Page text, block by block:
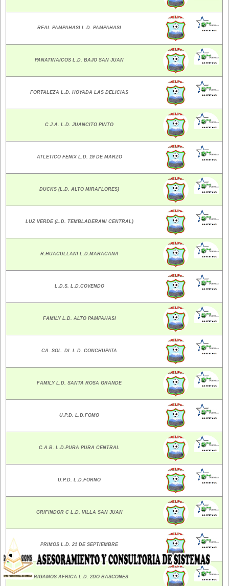
REAL PAMPAHASI L.D. PAMPAHASI
PANATINAICOS L.D. BAJO SAN JUAN
FORTALEZA L.D. HOYADA LAS DELICIAS
C.J.A. L.D. JUANCITO PINTO
ATLETICO FENIX L.D. 19 DE MARZO
DUCKS (L.D. ALTO MIRAFLORES)
LUZ VERDE (L.D. TEMBLADERANI CENTRAL)
R.HUACULLANI L.D.MARACANA
L.D.S. L.D.COVENDO
FAMILY L.D. ALTO PAMPAHASI
CA. SOL. DI. L.D. CONCHUPATA
FAMILY L.D. SANTA ROSA GRANDE
U.P.D. L.D.FOMO
C.A.B. L.D.PURA PURA CENTRAL
U.P.D. L.D.FORNO
GRIFINDOR C L.D. VILLA SAN JUAN
PRIMOS L.D. 21 DE SEPTIEMBRE
TRIGAMOS AFRICA L.D. 2DO BASCONES
X